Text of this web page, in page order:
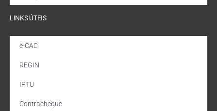
LINKS ÚTEIS
e-CAC
REGIN
IPTU
Contracheque